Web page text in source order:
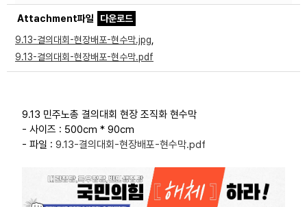
Attachment파일
다운로드
9.13-결의대회-현장배포-현수막.jpg
9.13-결의대회-현장배포-현수막.pdf
9.13 민주노총 결의대회 현장 조직화 현수막
- 사이즈 : 500cm * 90cm
- 파일 : 9.13-결의대회-현장배포-현수막.pdf
문서자료
이미지자료
미디어자료
부설기관